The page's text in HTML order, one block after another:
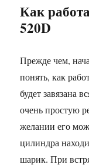
Как
520D
Прежде чем,
понять, как
будет завязана
очень простую
желании его
цилиндра
шарик. При